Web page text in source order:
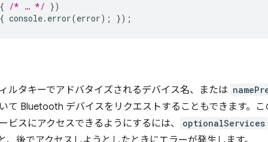
{ /* … */ })
{ console. error(error); });
ルタキーでアドバタイズされるデバイス名、または
て Bluetooth デバイスをリクエストすることもできます。
ビスにアクセスできるようにするには、
optionalServices